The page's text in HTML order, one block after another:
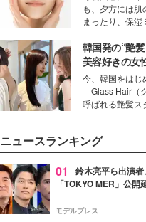
すヒントや、2
生理の新常識に
ン（捕水肌）
の常識を変え
も、夕方には肌
まったり、保
な美容の常識を
性を秘めた、革
Capturing Skin
プチャリングス
技術を、花王
韓国発の“艶
美容好きの女
「ヘアケア事
今、韓国をはじ
「Glass Hair（
呼ばれる艶髪ス
して、“髪そのも
めて注目する人
子。今回は、そ
な髪を日常で叶
ます。
ニュースランキング
01
鈴木亮平ら出演
「TOKYO MER」公開
最大の敬意とエールを」
モデルプレス